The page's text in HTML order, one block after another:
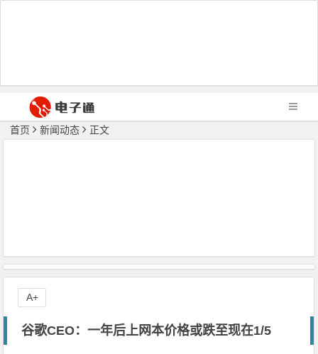
首页 新闻动态 正文
谷歌CEO：一年后上网本价格或跌至现在1/5
A+